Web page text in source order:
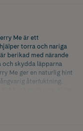
Me är ett
torra och nariga
berikad med närande
skydda läpparna
Me ger en naturlig hint
återfuktning.